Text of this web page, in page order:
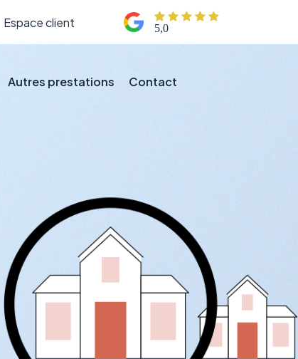
Espace client 5,0
Autres prestations Contact